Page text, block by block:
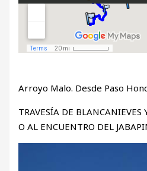
Arroyo Malo. Desde Paso
TRAVESÍA DE BLANCANIEVES
O AL ENCUENTRO DEL